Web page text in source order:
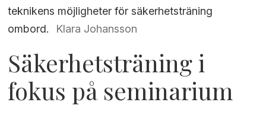
teknikens möjligheter för säkerhetsträning
ombord.
Klara Johansson
Säkerhetsträning i
fokus på seminarium